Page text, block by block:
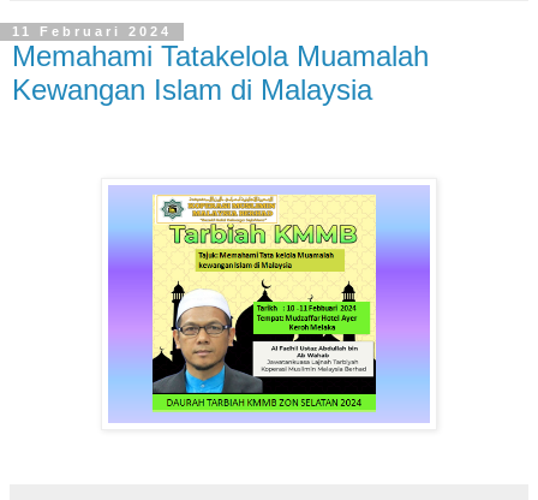
11 Februari 2024
Memahami Tatakelola Muamalah
Kewangan Islam di Malaysia